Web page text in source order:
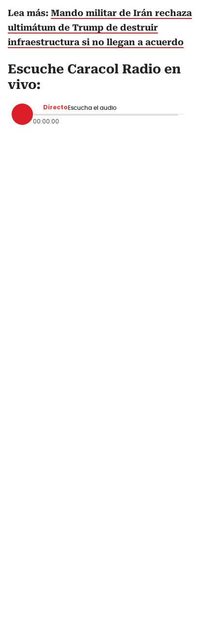
Lea más: Mando militar de Irán rechaza
ultimátum de Trump de destruir
infraestructura si no llegan a acuerdo
Escuche Caracol Radio en
vivo:
Directo Escucha el audio
00:00:00